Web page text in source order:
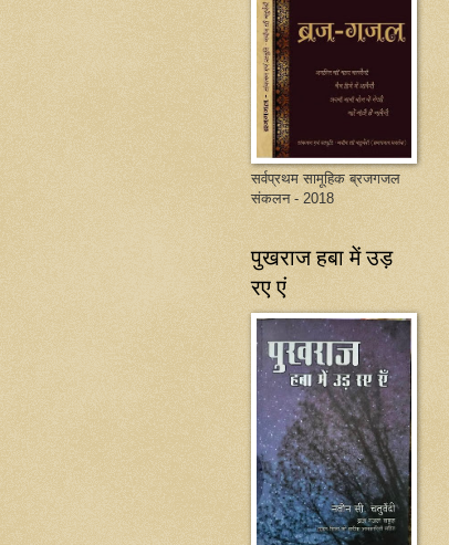
सर्वप्रथम सामूहिक ब्रजगजल
संकलन - 2018
पुखराज हबा में उड़
रए एं